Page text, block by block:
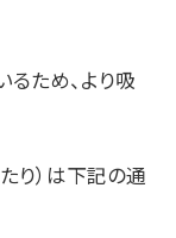
ため、より吸
り）は下記の通